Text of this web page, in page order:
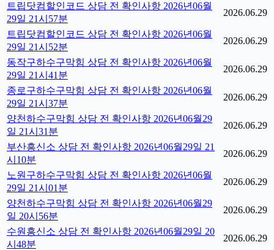
트립닷컴할인코드 상담 전 확인사항 2026년06월
29일 21시57분
2026.06.29
트립닷컴할인코드 상담 전 확인사항 2026년06월
29일 21시52분
2026.06.29
동작구하수구막힘 상담 전 확인사항 2026년06월
29일 21시41분
2026.06.29
종로구하수구막힘 상담 전 확인사항 2026년06월
29일 21시37분
2026.06.29
양천하수구막힘 상담 전 확인사항 2026년06월29
일 21시31분
2026.06.29
부산흥신소 상담 전 확인사항 2026년06월29일 21
시10분
2026.06.29
노원구하수구막힘 상담 전 확인사항 2026년06월
29일 21시01분
2026.06.29
양천하수구막힘 상담 전 확인사항 2026년06월29
일 20시56분
2026.06.29
수원흥신소 상담 전 확인사항 2026년06월29일 20
시48분
2026.06.29